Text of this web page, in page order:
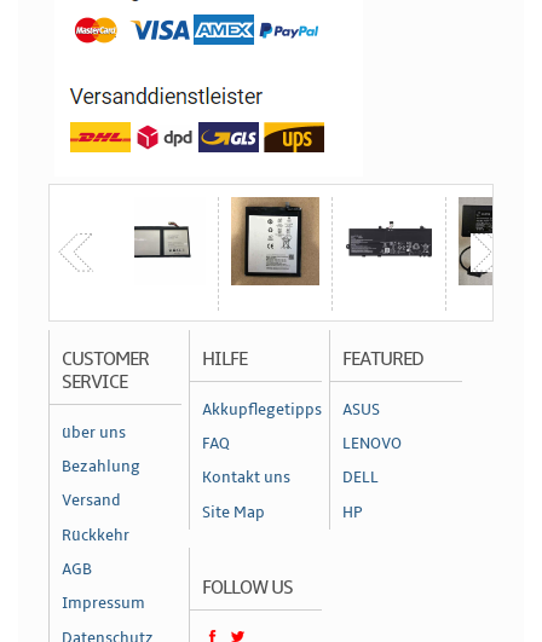
CUSTOMER
SERVICE
über uns
Bezahlung
Versand
Rückkehr
AGB
Impressum
HILFE
Akkupflegetipps
FAQ
Kontakt uns
Site Map
FEATURED
ASUS
LENOVO
DELL
HP
FOLLOW US